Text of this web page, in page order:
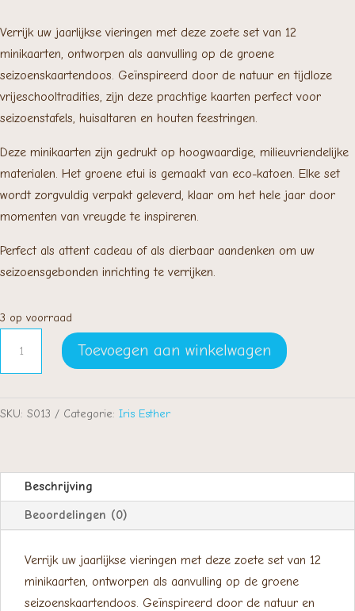
Verrijk uw jaarlijkse vieringen met deze zoete set van 12
minikaarten, ontworpen als aanvulling op de groene
seizoenskaartendoos. Geïnspireerd door de natuur en tijdloze
vrijeschooltradities, zijn deze prachtige kaarten perfect voor
seizoenstafels, huisaltaren en houten feestringen.
Deze minikaarten zijn gedrukt op hoogwaardige, milieuvriendelijke
materialen. Het groene etui is gemaakt van eco-katoen. Elke set
wordt zorgvuldig verpakt geleverd, klaar om het hele jaar door
momenten van vreugde te inspireren.
Perfect als attent cadeau of als dierbaar aandenken om uw
seizoensgebonden inrichting te verrijken.
3 op voorraad
Petit
Toevoegen aan winkelwagen
SKU: S013 Categorie: Iris Esther
Beschrijving
Beoordelingen (0)
Verrijk uw jaarlijkse vieringen met deze zoete set van 12
minikaarten, ontworpen als aanvulling op de groene
seizoenskaartendoos. Geïnspireerd door de natuur en